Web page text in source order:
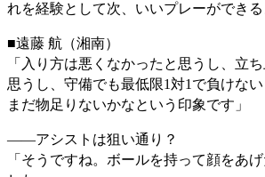
れを経験として次、いいプレーができ
■遠藤 航（湘南）
「入り方は悪くなかったと思うし、立
思うし、守備でも最低限1対1で負けな
まだ物足りないかなという印象です」
――アシストは狙い通り？
「そうですね。ボールを持って顔をあ